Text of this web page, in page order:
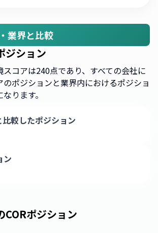
業界と比較
ジション
コアは240点であり、すべての会社に
ポジションと業界内におけるポジショ
ります。
較したポジション
ン
CORポジション